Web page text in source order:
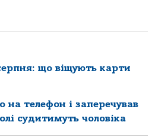
що віщують карти
на телефон і заперечував
судитимуть чоловіка